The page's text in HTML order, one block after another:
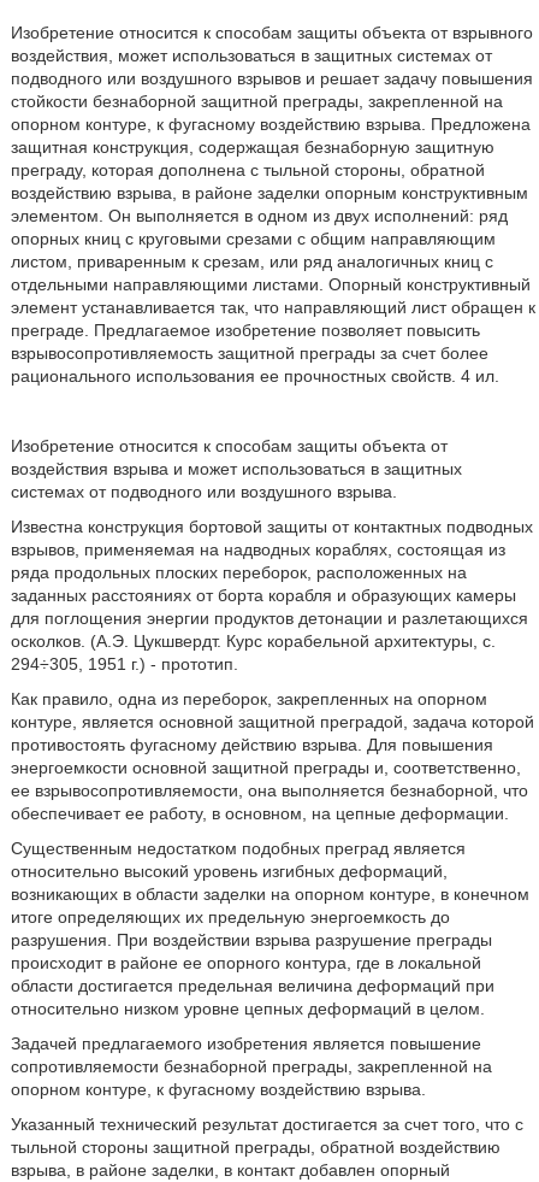
Изобретение относится к способам защиты объекта от взрывного
воздействия, может использоваться в защитных системах от
подводного или воздушного взрывов и решает задачу повышения
стойкости безнаборной защитной преграды, закрепленной на
опорном контуре, к фугасному воздействию взрыва. Предложена
защитная конструкция, содержащая безнаборную защитную
преграду, которая дополнена с тыльной стороны, обратной
воздействию взрыва, в районе заделки опорным конструктивным
элементом. Он выполняется в одном из двух исполнений: ряд
опорных книц с круговыми срезами с общим направляющим
листом, приваренным к срезам, или ряд аналогичных книц с
отдельными направляющими листами. Опорный конструктивный
элемент устанавливается так, что направляющий лист обращен к
преграде. Предлагаемое изобретение позволяет повысить
взрывосопротивляемость защитной преграды за счет более
рационального использования ее прочностных свойств. 4 ил.
Изобретение относится к способам защиты объекта от
воздействия взрыва и может использоваться в защитных
системах от подводного или воздушного взрыва.
Известна конструкция бортовой защиты от контактных подводных
взрывов, применяемая на надводных кораблях, состоящая из
ряда продольных плоских переборок, расположенных на
заданных расстояниях от борта корабля и образующих камеры
для поглощения энергии продуктов детонации и разлетающихся
осколков. (А.Э. Цукшвердт. Курс корабельной архитектуры, с.
294÷305, 1951 г.) - прототип.
Как правило, одна из переборок, закрепленных на опорном
контуре, является основной защитной преградой, задача которой
противостоять фугасному действию взрыва. Для повышения
энергоемкости основной защитной преграды и, соответственно,
ее взрывосопротивляемости, она выполняется безнаборной, что
обеспечивает ее работу, в основном, на цепные деформации.
Существенным недостатком подобных преград является
относительно высокий уровень изгибных деформаций,
возникающих в области заделки на опорном контуре, в конечном
итоге определяющих их предельную энергоемкость до
разрушения. При воздействии взрыва разрушение преграды
происходит в районе ее опорного контура, где в локальной
области достигается предельная величина деформаций при
относительно низком уровне цепных деформаций в целом.
Задачей предлагаемого изобретения является повышение
сопротивляемости безнаборной преграды, закрепленной на
опорном контуре, к фугасному воздействию взрыва.
Указанный технический результат достигается за счет того, что с
тыльной стороны защитной преграды, обратной воздействию
взрыва, в районе заделки, в контакт добавлен опорный